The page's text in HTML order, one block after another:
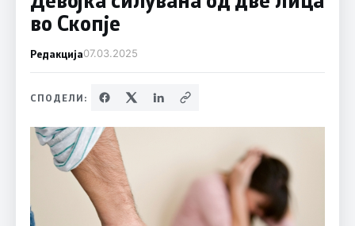
во Скопје
Редакција07.03.2025
СПОДЕЛИ: